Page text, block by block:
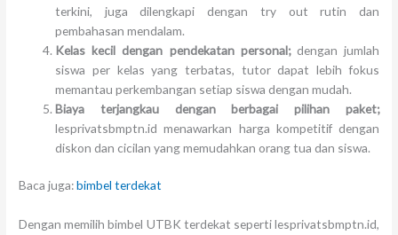
terkini, juga dilengkapi dengan try out rutin dan
pembahasan mendalam.
Kelas kecil dengan pendekatan personal;dengan jumlah
siswa per kelas yang terbatas, tutor dapat lebih fokus
memantau perkembangan setiap siswa dengan mudah.
Biaya terjangkau dengan berbagai pilihan paket;
lesprivatsbmptn.id menawarkan harga kompetitif dengan
diskon dan cicilan yang memudahkan orang tua dan siswa.
Baca juga:bimbel terdekat
Dengan memilih bimbel UTBK terdekat seperti lesprivatsbmptn.id,